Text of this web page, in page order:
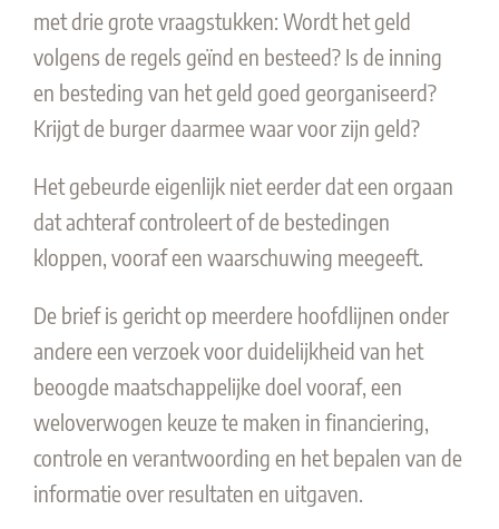
met drie grote vraagstukken: Wordt het geld
volgens de regels geïnd en besteed? Is de inning
en besteding van het geld goed georganiseerd?
Krijgt de burger daarmee waar voor zijn geld?
Het gebeurde eigenlijk niet eerder dat een orgaan
dat achteraf controleert of de bestedingen
kloppen, vooraf een waarschuwing meegeeft.
De brief is gericht op meerdere hoofdlijnen onder
andere een verzoek voor duidelijkheid van het
beoogde maatschappelijke doel vooraf, een
weloverwogen keuze te maken in financiering,
controle en verantwoording en het bepalen van de
informatie over resultaten en uitgaven.